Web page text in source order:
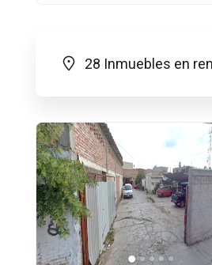
28 Inmuebles en